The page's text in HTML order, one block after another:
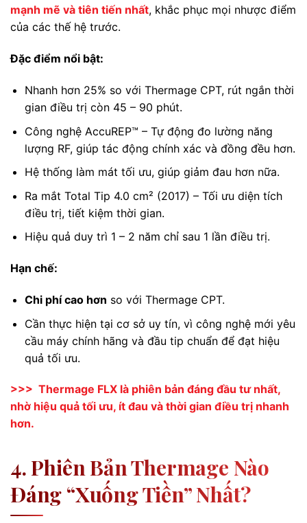
mạnh mẽ và tiên tiến nhất, khắc phục mọi nhược điểm
của các thế hệ trước.
Đặc điểm nổi bật:
Nhanh hơn 25% so với Thermage CPT, rút ngắn thời
gian điều trị còn 45 – 90 phút.
Công nghệ AccuREP™ – Tự động đo lường năng
lượng RF, giúp tác động chính xác và đồng đều hơn.
Hệ thống làm mát tối ưu, giúp giảm đau hơn nữa.
Ra mắt Total Tip 4.0 cm² (2017) – Tối ưu diện tích
điều trị, tiết kiệm thời gian.
Hiệu quả duy trì 1 – 2 năm chỉ sau 1 lần điều trị.
Hạn chế:
Chi phí cao hơn so với Thermage CPT.
Cần thực hiện tại cơ sở uy tín, vì công nghệ mới yêu
cầu máy chính hãng và đầu tip chuẩn để đạt hiệu
quả tối ưu.
>>> Thermage FLX là phiên bản đáng đầu tư nhất,
nhờ hiệu quả tối ưu, ít đau và thời gian điều trị nhanh
hơn.
4. Phiên Bản Thermage Nào
Đáng “xuống Tiền” Nhất?